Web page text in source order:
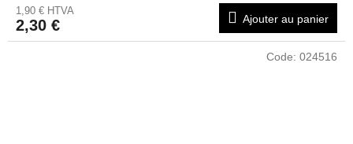
1,90 € HTVA
2,30 € Ajouter au panier
Code: 024516